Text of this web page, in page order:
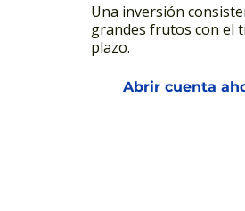
Una inversión
grandes frutos con el
plazo.
Abrir cuenta